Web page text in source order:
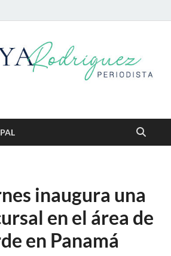
inaugura una
en el área de
en Panamá